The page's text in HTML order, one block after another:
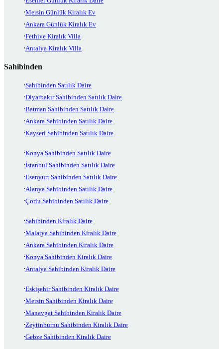
Mersin Günlük Kiralık Ev
Ankara Günlük Kiralık Ev
Fethiye Kiralık Villa
Antalya Kiralık Villa
Sahibinden
Sahibinden Satılık Daire
Diyarbakır Sahibinden Satılık Daire
Batman Sahibinden Satılık Daire
Ankara Sahibinden Satılık Daire
Kayseri Sahibinden Satılık Daire
Konya Sahibinden Satılık Daire
İstanbul Sahibinden Satılık Daire
Esenyurt Sahibinden Satılık Daire
Alanya Sahibinden Satılık Daire
Çorlu Sahibinden Satılık Daire
Sahibinden Kiralık Daire
Malatya Sahibinden Kiralık Daire
Ankara Sahibinden Kiralık Daire
Konya Sahibinden Kiralık Daire
Antalya Sahibinden Kiralık Daire
Eskişehir Sahibinden Kiralık Daire
Mersin Sahibinden Kiralık Daire
Manavgat Sahibinden Kiralık Daire
Zeytinburnu Sahibinden Kiralık Daire
Gebze Sahibinden Kiralık Daire